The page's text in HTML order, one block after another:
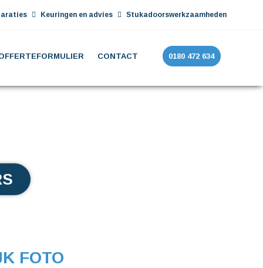
Keuringen en advies Stukadoorswerkzaamheden
CONTACT 0180 472 634
FOTO